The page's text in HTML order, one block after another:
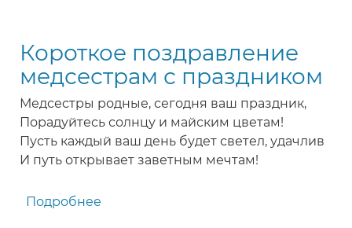
медсестре
с
праздником
Короткое поздравление
медсестрам с праздником
Медсестры родные, сегодня ваш праздник,
Порадуйтесь солнцу и майским цветам!
Пусть каждый ваш день будет светел, удачлив
И путь открывает заветным мечтам!
Подробнее